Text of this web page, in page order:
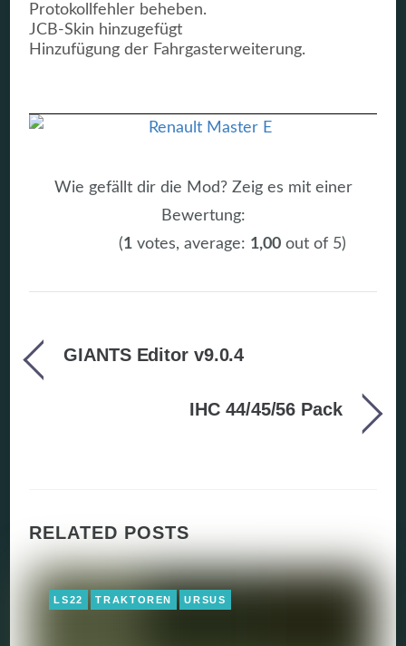
Protokollfehler beheben.
JCB-Skin hinzugefügt
Hinzufügung der Fahrgasterweiterung.
Wie gefällt dir die Mod? Zeig es mit einer
Bewertung:
(1 votes, average: 1,00 out of 5)
GIANTS Editor v9.0.4
IHC 44/45/56 Pack
RELATED POSTS
LS22 TRAKTOREN URSUS